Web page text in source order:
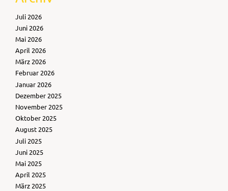
Juli 2026
Juni 2026
Mai 2026
April 2026
März 2026
Februar 2026
Januar 2026
Dezember 2025
November 2025
Oktober 2025
August 2025
Juli 2025
Juni 2025
Mai 2025
April 2025
März 2025